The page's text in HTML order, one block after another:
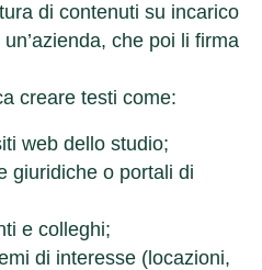
di contenuti su incarico
che poi li firma
creare testi come:
web dello studio;
giuridiche o portali di
e colleghi;
di interesse (locazioni,